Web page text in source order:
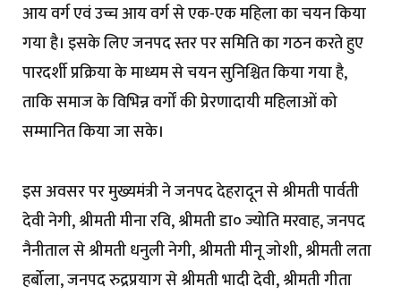
आय वर्ग एवं उच्च आय वर्ग से एक-एक महिला का चयन किया
गया है। इसके लिए जनपद स्तर पर समिति का गठन करते हुए
पारदर्शी प्रक्रिया के माध्यम से चयन सुनिश्चित किया गया है,
ताकि समाज के विभिन्न वर्गों की प्रेरणादायी महिलाओं को
सम्मानित किया जा सके।
इस अवसर पर मुख्यमंत्री ने जनपद देहरादून से श्रीमती पार्वती
देवी नेगी, श्रीमती मीना रवि, श्रीमती डा० ज्योति मरवाह, जनपद
नैनीताल से श्रीमती धनुली नेगी, श्रीमती मीनू जोशी, श्रीमती लता
हर्बोला, जनपद रुद्रप्रयाग से श्रीमती भादी देवी, श्रीमती गीता